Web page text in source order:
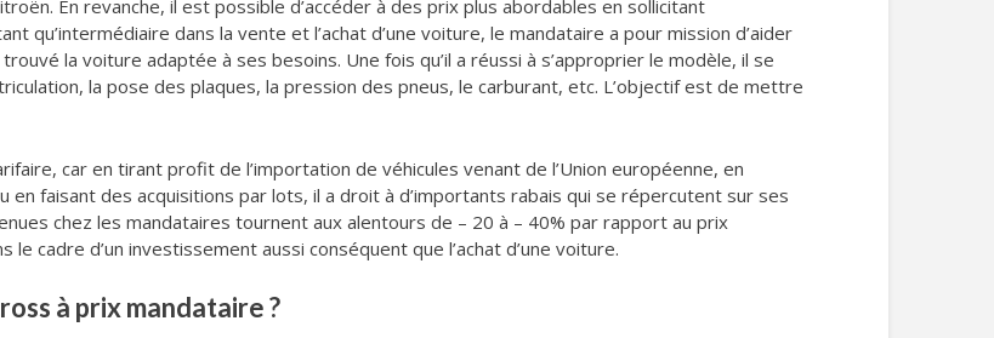
En revanche, il est possible d’accéder à des prix plus abordables en sollicitant
qu’intermédiaire dans la vente et l’achat d’une voiture, le mandataire a pour mission d’aider
la voiture adaptée à ses besoins. Une fois qu’il a réussi à s’approprier le modèle, il se
la pose des plaques, la pression des pneus, le carburant, etc. L’objectif est de mettre
car en tirant profit de l’importation de véhicules venant de l’Union européenne, en
faisant des acquisitions par lots, il a droit à d’importants rabais qui se répercutent sur ses
chez les mandataires tournent aux alentours de – 20 à – 40% par rapport au prix
cadre d’un investissement aussi conséquent que l’achat d’une voiture.
à prix mandataire ?